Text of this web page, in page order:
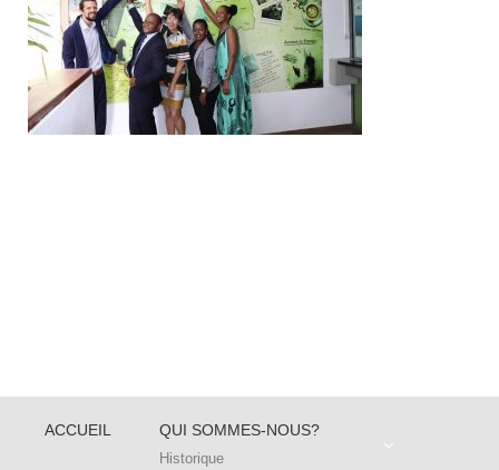
ACCUEIL QUI SOMMES-NOUS?
Historique